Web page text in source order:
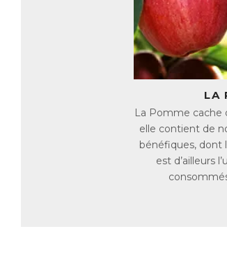
LA
La Pomme cache
elle contient de
bénéfiques, dont
est d’ailleurs